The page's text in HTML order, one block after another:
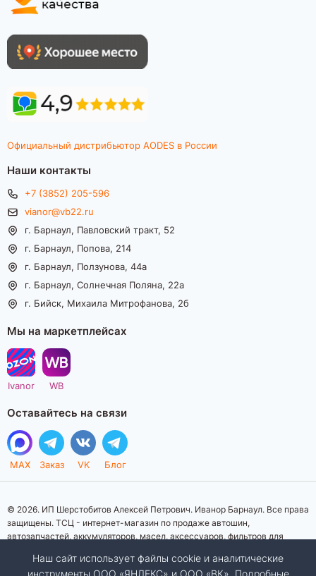
Официальный дистрибьютор AODES в России
Наши контакты
+7 (3852) 205-596
vianor@vb22.ru
г. Барнаул, Павловский тракт, 52
г. Барнаул, Попова, 214
г. Барнаул, Ползунова, 44а
г. Барнаул, Солнечная Поляна, 22а
г. Бийск, Михаила Митрофанова, 2б
Мы на маркетплейсах
Ivanor WB
Оставайтесь на связи
MAX Заказ VK Блог
© 2026. ИП Шерстобитов Алексей Петрович. Иванор Барнаул. Все права
защищены. ТСЦ - интернет-магазин по продаже автошин,
автозапчастей, аккумуляторов, масел, аксессуаров, фильтров для
информационный характер. Представленная информация о товарах, их
Наш сайт использует файлы cookie и аналитические